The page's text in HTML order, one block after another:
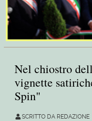
Nel chiostro
vignette
Spin"
SCRITTO DA REDAZIONE